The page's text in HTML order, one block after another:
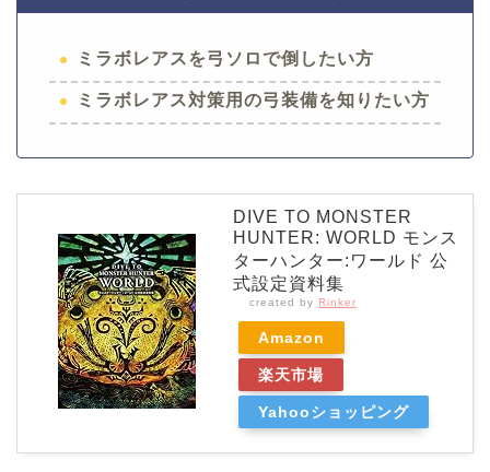
ミラボレアスを弓ソロで倒したい方
ミラボレアス対策用の弓装備を知りたい方
DIVE TO MONSTER
HUNTER: WORLD モンス
ターハンター:ワールド 公
式設定資料集
created by Rinker
Amazon
楽天市場
Yahooショッピング